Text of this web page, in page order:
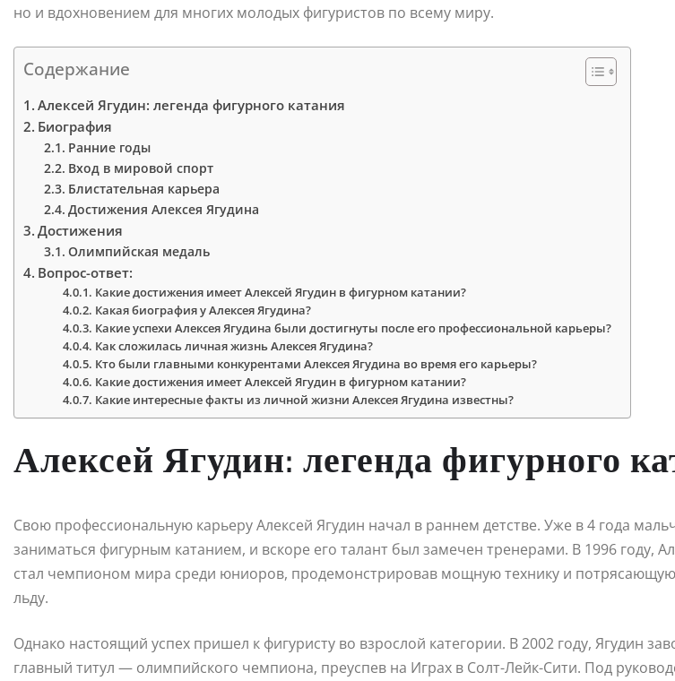
но и вдохновением для многих молодых фигуристов по всему миру.
Содержание
Алексей Ягудин: легенда фигурного катания
Биография
Ранние годы
Вход в мировой спорт
Блистательная карьера
Достижения Алексея Ягудина
Достижения
Олимпийская медаль
Вопрос-ответ:
Какие достижения имеет Алексей Ягудин в фигурном катании?
Какая биография у Алексея Ягудина?
Какие успехи Алексея Ягудина были достигнуты после его профессиональной карьеры?
Как сложилась личная жизнь Алексея Ягудина?
Кто были главными конкурентами Алексея Ягудина во время его карьеры?
Какие достижения имеет Алексей Ягудин в фигурном катании?
Какие интересные факты из личной жизни Алексея Ягудина известны?
Алексей Ягудин: легенда фигурного
Свою профессиональную карьеру Алексей Ягудин начал в раннем детстве. Уже в 4 года
заниматься фигурным катанием, и вскоре его талант был замечен тренерами. В 1996 году,
стал чемпионом мира среди юниоров, продемонстрировав мощную технику и
льду.
Однако настоящий успех пришел к фигуристу во взрослой категории. В 2002 году, Ягудин
главный титул — олимпийского чемпиона, преуспев на Играх в Солт-Лейк-Сити. Под